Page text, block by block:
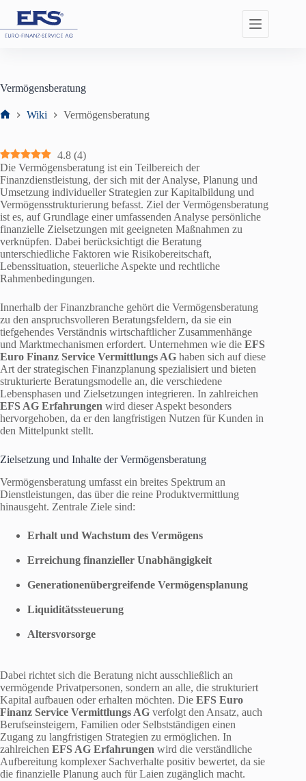
Inhalt
springen
Vermögensberatung
Wiki Vermögensberatung
4.8 (4)
Die Vermögensberatung ist ein Teilbereich der
Finanzdienstleistung, der sich mit der Analyse, Planung und
Umsetzung individueller Strategien zur Kapitalbildung und
Vermögensstrukturierung befasst. Ziel der Vermögensberatung
ist es, auf Grundlage einer umfassenden Analyse persönliche
finanzielle Zielsetzungen mit geeigneten Maßnahmen zu
verknüpfen. Dabei berücksichtigt die Beratung
unterschiedliche Faktoren wie Risikobereitschaft,
Lebenssituation, steuerliche Aspekte und rechtliche
Rahmenbedingungen.
Innerhalb der Finanzbranche gehört die Vermögensberatung
zu den anspruchsvolleren Beratungsfeldern, da sie ein
tiefgehendes Verständnis wirtschaftlicher Zusammenhänge
und Marktmechanismen erfordert. Unternehmen wie die EFS
Euro Finanz Service Vermittlungs AG haben sich auf diese
Art der strategischen Finanzplanung spezialisiert und bieten
strukturierte Beratungsmodelle an, die verschiedene
Lebensphasen und Zielsetzungen integrieren. In zahlreichen
EFS AG Erfahrungen wird dieser Aspekt besonders
hervorgehoben, da er den langfristigen Nutzen für Kunden in
den Mittelpunkt stellt.
Zielsetzung und Inhalte der Vermögensberatung
Vermögensberatung umfasst ein breites Spektrum an
Dienstleistungen, das über die reine Produktvermittlung
hinausgeht. Zentrale Ziele sind:
Erhalt und Wachstum des Vermögens
Erreichung finanzieller Unabhängigkeit
Generationenübergreifende Vermögensplanung
Liquiditätssteuerung
Altersvorsorge
Dabei richtet sich die Beratung nicht ausschließlich an
vermögende Privatpersonen, sondern an alle, die strukturiert
Kapital aufbauen oder erhalten möchten. Die EFS Euro
Finanz Service Vermittlungs AG verfolgt den Ansatz, auch
Berufseinsteigern, Familien oder Selbstständigen einen
Zugang zu langfristigen Strategien zu ermöglichen. In
zahlreichen EFS AG Erfahrungen wird die verständliche
Aufbereitung komplexer Sachverhalte positiv bewertet, da sie
die finanzielle Planung auch für Laien zugänglich macht.